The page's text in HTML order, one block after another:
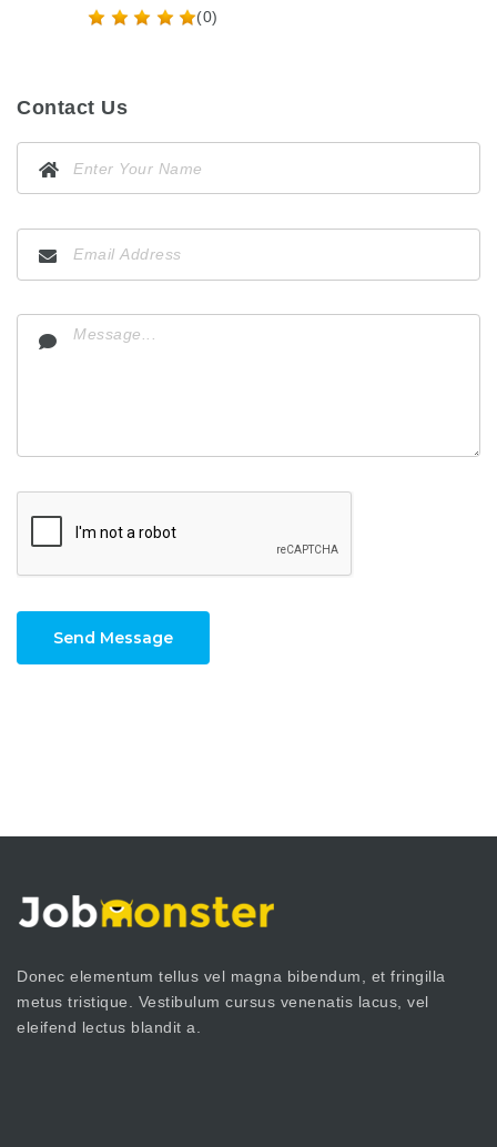
(0)
Contact Us
Send Message
Donec elementum tellus vel magna bibendum, et fringilla
metus tristique. Vestibulum cursus venenatis lacus, vel
eleifend lectus blandit a.